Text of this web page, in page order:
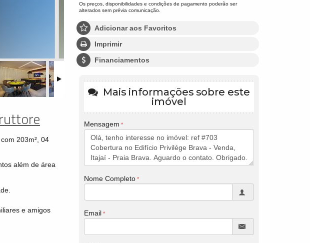
203m², 04
além de área
e amigos
Os preços, disponibilidades e condições de pagamento poderão ser
alterados sem prévia comunicação.
Adicionar aos Favoritos
Imprimir
Financiamentos
Mais informações sobre este
imóvel
Mensagem
Nome Completo
Email